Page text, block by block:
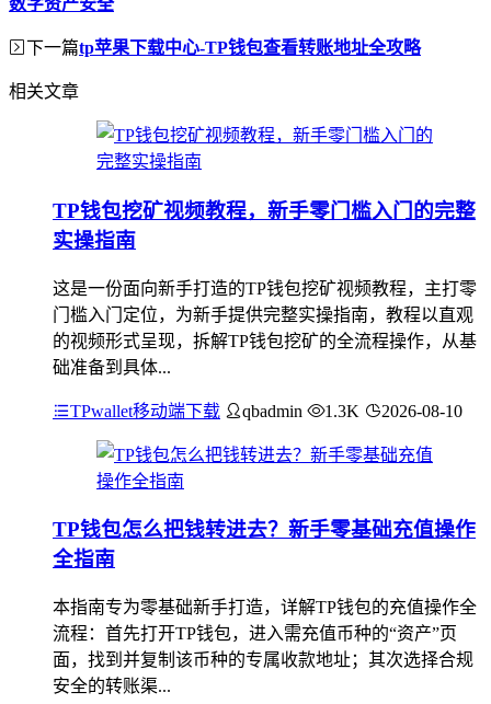
数字资产安全
下一篇tp苹果下载中心-TP钱包查看转账地址全攻略
相关文章
TP钱包挖矿视频教程，新手零门槛入门的完整
实操指南
这是一份面向新手打造的TP钱包挖矿视频教程，主打零
门槛入门定位，为新手提供完整实操指南，教程以直观
的视频形式呈现，拆解TP钱包挖矿的全流程操作，从基
础准备到具体...
TPwallet移动端下载 qbadmin 1.3K 2026-08-10
TP钱包怎么把钱转进去？新手零基础充值操作
全指南
本指南专为零基础新手打造，详解TP钱包的充值操作全
流程：首先打开TP钱包，进入需充值币种的“资产”页
面，找到并复制该币种的专属收款地址；其次选择合规
安全的转账渠...